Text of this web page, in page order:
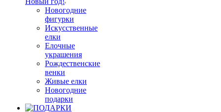
Новогодние
фигурки
Искусственные
елки
Елочные
украшения
Рождественские
венки
Живые елки
Новогодние
подарки